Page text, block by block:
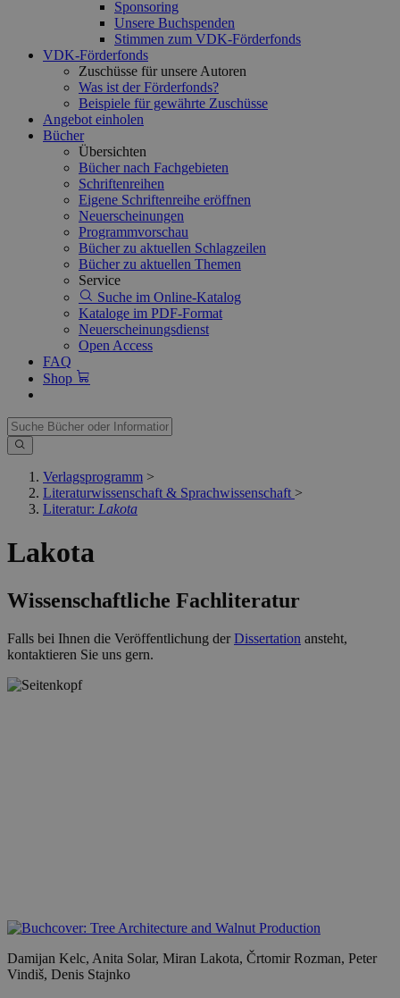
Sponsoring
Unsere Buchspenden
Stimmen zum VDK-Förderfonds
VDK-Förderfonds
Zuschüsse für unsere Autoren
Was ist der Förderfonds?
Beispiele für gewährte Zuschüsse
Angebot einholen
Bücher
Übersichten
Bücher nach Fachgebieten
Schriftenreihen
Eigene Schriftenreihe eröffnen
Neuerscheinungen
Programmvorschau
Bücher zu aktuellen Schlagzeilen
Bücher zu aktuellen Themen
Service
Suche im Online-Katalog
Kataloge im PDF-Format
Neuerscheinungsdienst
Open Access
FAQ
Shop
Verlagsprogramm >
Literaturwissenschaft & Sprachwissenschaft >
Literatur: Lakota
Lakota
Wissenschaftliche Fachliteratur
Falls bei Ihnen die Veröffentlichung derDissertation ansteht,
kontaktieren Sie uns gern.
Damijan Kelc, Anita Solar, Miran Lakota, Črtomir Rozman, Peter
Vindiš, Denis Stajnko